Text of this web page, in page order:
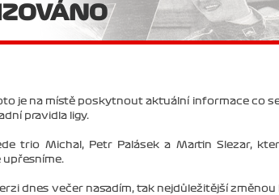
je na místě poskytnout aktuální informace co
pravidla ligy.
trio Michal, Petr Palásek a Martin Slezar,
upřesníme.
dnes večer nasadím, tak nejdůležitější